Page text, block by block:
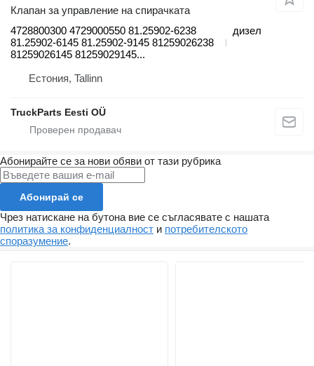
Клапан за управление на спирачката
4728800300 4729000550 81.25902-6238
81.25902-6145 81.25902-9145 81259026238
81259026145 81259029145...
дизел
Естония, Tallinn
TruckParts Eesti OÜ
Абонирайте се за нови обяви от тази рубрика
Абонирай се
Чрез натискане на бутона вие се съгласявате с нашата
политика за конфиденциалност и потребителското
споразумение.